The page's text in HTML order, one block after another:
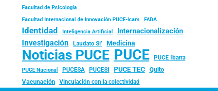
Facultad de Psicología
Facultad Internacional de Innovación PUCE-Icam FADA
Identidad Inteligencia Artificial Internacionalización
Investigación Laudato Si’ Medicina
Noticias PUCE PUCE PUCE Ibarra
PUCE Nacional PUCESA PUCESI PUCE TEC
Quito
Vacunación
Vinculación con la colectividad